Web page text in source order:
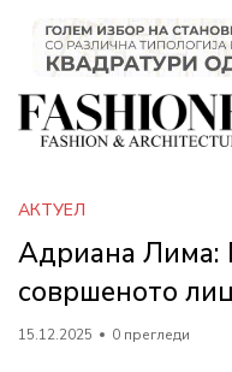
АКТУЕЛ
Адриана Лима:
совршеното
15.12.2025 0 прегледи